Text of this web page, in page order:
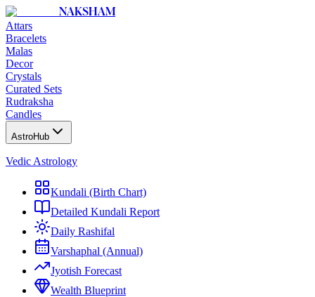
NAKSHAM
Attars
Bracelets
Malas
Decor
Crystals
Curated Sets
Rudraksha
Candles
AstroHub
Vedic Astrology
Kundali (Birth Chart)
Detailed Kundali Report
Daily Rashifal
Varshaphal (Annual)
Jyotish Forecast
Wealth Blueprint